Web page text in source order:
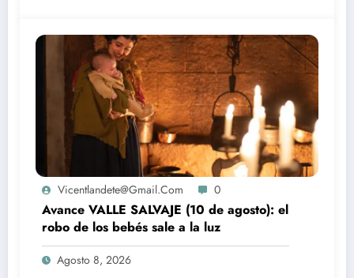
Vicentlandete@gmail.com 0
Avance VALLE SALVAJE (10 de agosto): el
robo de los bebés sale a la luz
Agosto 8, 2026